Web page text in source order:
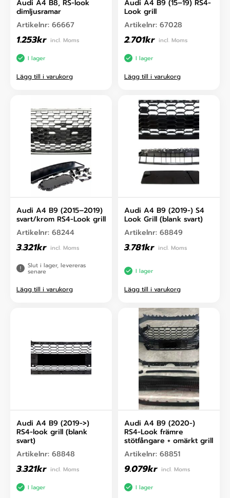
Audi A4 B8, RS-look
dimljusramar
Artikelnr: 66667
1.253kr incl. Moms
I lager
Lägg till i varukorg
Audi A4 B9 (15–19) RS4-
Look grill
Artikelnr: 67028
2.701kr incl. Moms
I lager
Lägg till i varukorg
Audi A4 B9 (2015–2019)
svart/krom RS4-Look grill
Artikelnr: 68244
3.321kr incl. Moms
Slut i lager, levereras
senare
Lägg till i varukorg
Audi A4 B9 (2019-) S4
Look Grill (blank svart)
Artikelnr: 68849
3.781kr incl. Moms
I lager
Lägg till i varukorg
Audi A4 B9 (2019->)
RS4-look grill (blank
svart)
Artikelnr: 68848
3.321kr incl. Moms
I lager
Audi A4 B9 (2020-)
RS4-Look främre
stötfångare + omärkt grill
Artikelnr: 68851
9.079kr incl. Moms
I lager